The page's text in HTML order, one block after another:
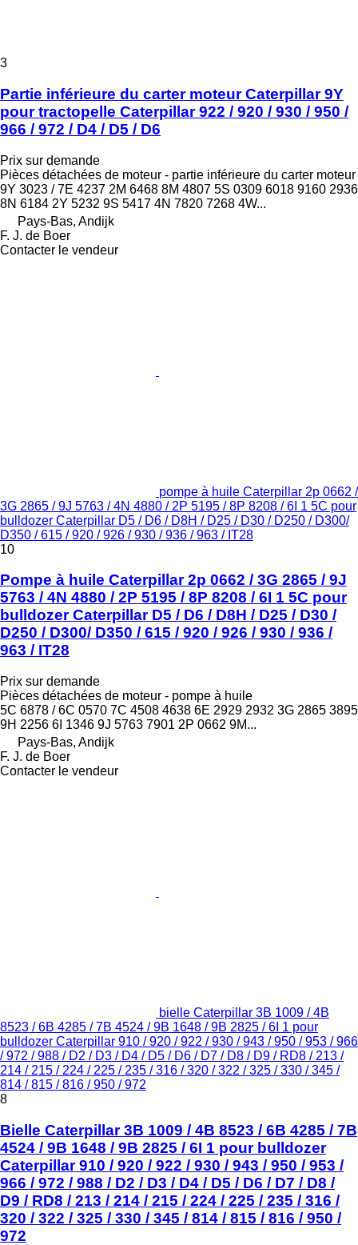
3
Partie inférieure du carter moteur Caterpillar 9Y
pour tractopelle Caterpillar 922 / 920 / 930 / 950 /
966 / 972 / D4 / D5 / D6
Prix sur demande
Pièces détachées de moteur - partie inférieure du carter moteur
9Y 3023 / 7E 4237 2M 6468 8M 4807 5S 0309 6018 9160 2936
8N 6184 2Y 5232 9S 5417 4N 7820 7268 4W...
Pays-Bas, Andijk
F. J. de Boer
Contacter le vendeur
pompe à huile Caterpillar 2p 0662 /
3G 2865 / 9J 5763 / 4N 4880 / 2P 5195 / 8P 8208 / 6I 1 5C pour
bulldozer Caterpillar D5 / D6 / D8H / D25 / D30 / D250 / D300/
D350 / 615 / 920 / 926 / 930 / 936 / 963 / IT28
10
Pompe à huile Caterpillar 2p 0662 / 3G 2865 / 9J
5763 / 4N 4880 / 2P 5195 / 8P 8208 / 6I 1 5C pour
bulldozer Caterpillar D5 / D6 / D8H / D25 / D30 /
D250 / D300/ D350 / 615 / 920 / 926 / 930 / 936 /
963 / IT28
Prix sur demande
Pièces détachées de moteur - pompe à huile
5C 6878 / 6C 0570 7C 4508 4638 6E 2929 2932 3G 2865 3895
9H 2256 6I 1346 9J 5763 7901 2P 0662 9M...
Pays-Bas, Andijk
F. J. de Boer
Contacter le vendeur
bielle Caterpillar 3B 1009 / 4B
8523 / 6B 4285 / 7B 4524 / 9B 1648 / 9B 2825 / 6I 1 pour
bulldozer Caterpillar 910 / 920 / 922 / 930 / 943 / 950 / 953 / 966
/ 972 / 988 / D2 / D3 / D4 / D5 / D6 / D7 / D8 / D9 / RD8 / 213 /
214 / 215 / 224 / 225 / 235 / 316 / 320 / 322 / 325 / 330 / 345 /
814 / 815 / 816 / 950 / 972
8
Bielle Caterpillar 3B 1009 / 4B 8523 / 6B 4285 / 7B
4524 / 9B 1648 / 9B 2825 / 6I 1 pour bulldozer
Caterpillar 910 / 920 / 922 / 930 / 943 / 950 / 953 /
966 / 972 / 988 / D2 / D3 / D4 / D5 / D6 / D7 / D8 /
D9 / RD8 / 213 / 214 / 215 / 224 / 225 / 235 / 316 /
320 / 322 / 325 / 330 / 345 / 814 / 815 / 816 / 950 /
972